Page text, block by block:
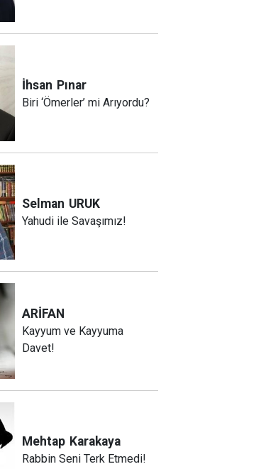
İhsan Pınar
Biri ‘Ömerler’ mi Arıyordu?
Selman URUK
Yahudi ile Savaşımız!
ARİFAN
Kayyum ve Kayyuma
Davet!
Mehtap Karakaya
Rabbin Seni Terk Etmedi!